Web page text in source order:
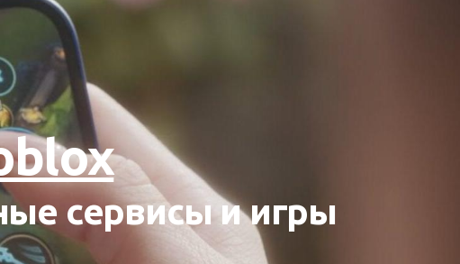
сервисы и игры